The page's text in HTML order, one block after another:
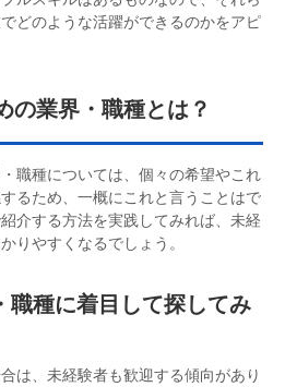
どのような活躍ができるのかをアピ
の業界・職種とは？
職種については、個々の希望やこれ
るため、一概にこれと言うことはで
介する方法を実践してみれば、未経
りやすくなるでしょう。
職種に着目して探してみ
は、未経験者も歓迎する傾向があり